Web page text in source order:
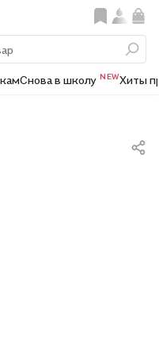
Снова в школу NEWХиты